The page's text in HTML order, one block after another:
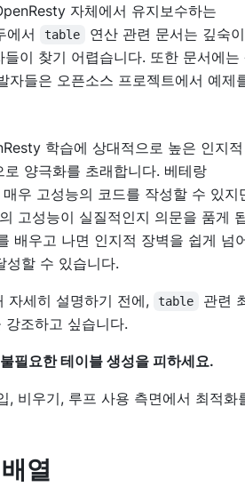
자체에서 유지보수하는
에서
table
연산 관련 문서는 깊숙
들이 찾기 어렵습니다. 또한 문서에는
자들은 오픈소스 프로젝트에서 예제
학습에 상대적으로 높은 인지
양극화를 초래합니다. 베테랑
우 고성능의 코드를 작성할 수 있지
고성능이 실질적인지 의문을 품게
배우고 나면 인지적 장벽을 쉽게 넘
성할 수 있습니다.
자세히 설명하기 전에, table
관련
조하고 싶습니다.
필요한 테이블 생성을 피하세요.
, 비우기, 루프 사용 측면에서 최적화
열